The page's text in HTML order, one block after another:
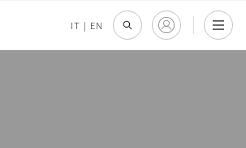
IT | EN